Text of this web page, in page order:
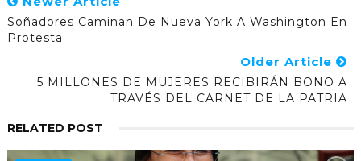
Soñadores Caminan De Nueva York A Washington En
Protesta
Older Article
5 MILLONES DE MUJERES RECIBIRÁN BONO A
TRAVÉS DEL CARNET DE LA PATRIA
RELATED POST